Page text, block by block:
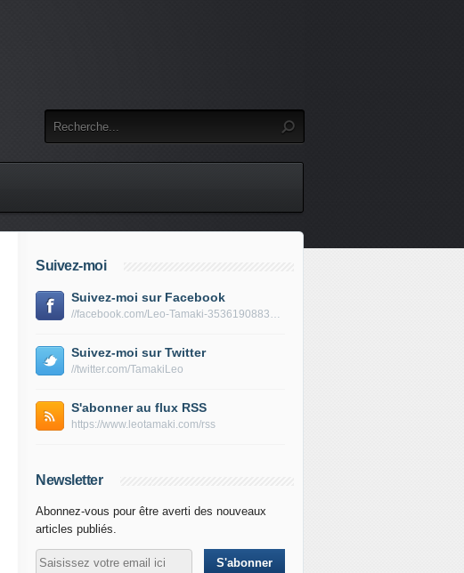
Suivez-moi
Suivez-moi sur Facebook
//facebook.com/Leo-Tamaki-353619088319688/
Suivez-moi sur Twitter
//twitter.com/TamakiLeo
S'abonner au flux RSS
https://www.leotamaki.com/rss
Newsletter
Abonnez-vous pour être averti des nouveaux
articles publiés.